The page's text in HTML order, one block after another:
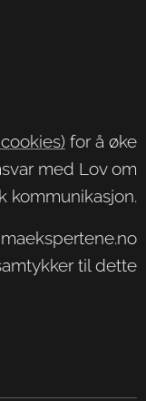
for å øke
med Lov om
kommunikasjon.
til dette